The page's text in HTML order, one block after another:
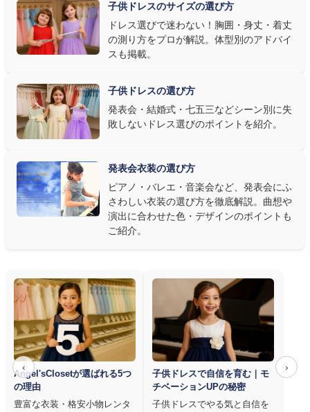
す。またピアノ演奏なら落ち着いたシックなトーン、バイオリンやソ
ロ演奏なら華やかで視線を集めるデザイン、合唱やアンサンブル
なら衣装同士が調和するクラシカルな色合い、と演目に合わせた
③ 演奏の動きを妨げない設計か確認する
発表会ドレス選びで見落とされがちなのが"動きやすさ"です。ピ
アノならペダル操作を妨げない丈感、バイオリンなら弓を動かす
右腕のゆとり、管楽器なら胸元の締め付けがないこと——演奏の
質は衣装で変わります。Angel's Closetのレンタル衣装は、元ピ
アノ教師の店長が発表会・コンクールでのご使用を前提に厳選し
た商品
を多数ご用意しています。
子供ドレスのサイズの選び方
ドレス選びで迷わない！胸囲・身丈・着丈
の測り方をプロが解説。体型別のアドバイ
スも掲載。
子供ドレスの選び方
発表会・結婚式・七五三などシーン別に失
敗しないドレス選びのポイントを紹介。
発表会衣装の選び方
ピアノ・バレエ・音楽会など、発表会にふ
さわしい衣装の選び方を徹底解説。曲想や
演出に合わせた色・デザインのポイントも
ご紹介。
‹ ›
Angel'sClosetが選ばれる5つ
の理由
豊富な衣装・格安小物レンタ
子供ドレスで自信を育む｜モ
チベーションUPの秘密
子供ドレスでやる気と自信を